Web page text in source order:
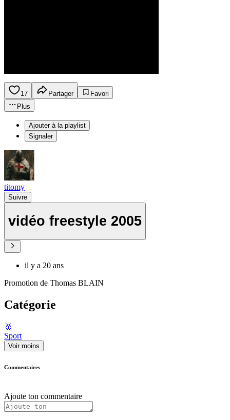
17 Partager
Favori
Plus
Ajouter à la playlist
Signaler
titomy
Suivre
vidéo freestyle 2005
il y a 20 ans
Promotion de Thomas BLAIN
Catégorie
🥇
Sport
Voir moins
Commentaires
Ajoute ton commentaire